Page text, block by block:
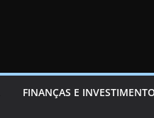
FINANÇAS E